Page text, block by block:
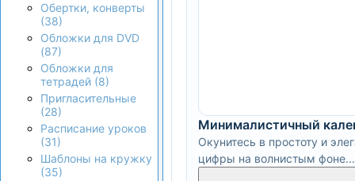
Обертки, конверты
(38)
Обложки для DVD
(87)
Обложки для
тетрадей (8)
Пригласительные
(28)
Расписание уроков
(31)
Шаблоны на кружку
(35)
Минималистичный
Окунитесь в простоту и
цифры на волнистым фоне...